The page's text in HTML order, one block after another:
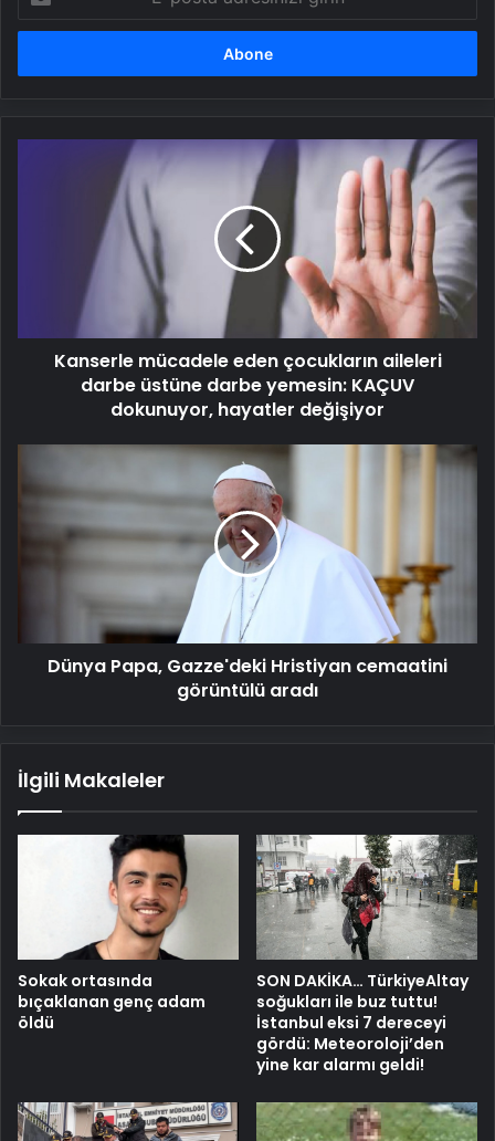
posta
adresinizi
yemesin:
KAÇUV
dokunuyor,
Kanserle mücadele eden çocukların aileleri
darbe üstüne darbe yemesin: KAÇUV
dokunuyor, hayatler değişiyor
Gazze'deki
Hristiyan
cemaatini
görüntülü
Dünya Papa, Gazze'deki Hristiyan cemaatini
görüntülü aradı
İlgili Makaleler
Sokak ortasında
bıçaklanan genç adam
öldü
SON DAKİKA… TürkiyeAltay
soğukları ile buz tuttu!
İstanbul eksi 7 dereceyi
gördü: Meteoroloji’den
yine kar alarmı geldi!